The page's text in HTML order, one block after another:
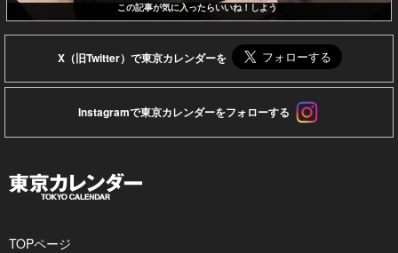
この記事が気に入ったらいいね！しよう
X（旧Twitter）で東京カレンダーを
Instagramで東京カレンダーをフォローする
TOPページ